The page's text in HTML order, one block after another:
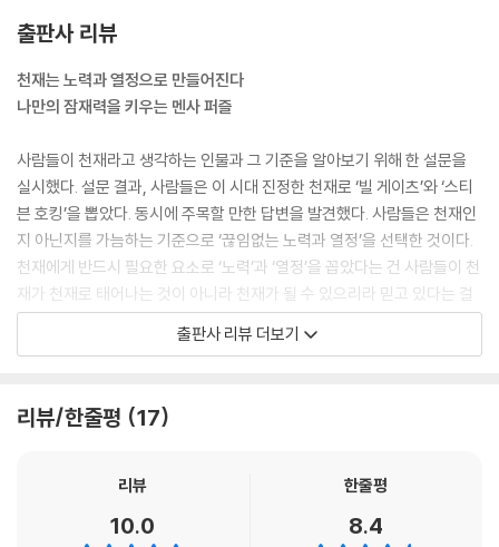
출판사 리뷰
천재는 노력과 열정으로 만들어진다
나만의 잠재력을 키우는 멘사 퍼즐
사람들이 천재라고 생각하는 인물과 그 기준을 알아보기 위해 한 설문을
실시했다. 설문 결과, 사람들은 이 시대 진정한 천재로 ‘빌 게이츠’와 ‘스티
븐 호킹’을 뽑았다. 동시에 주목할 만한 답변을 발견했다. 사람들은 천재인
지 아닌지를 가늠하는 기준으로 ‘끊임없는 노력과 열정’을 선택한 것이다.
천재에게 반드시 필요한 요소로 ‘노력’과 ‘열정’을 꼽았다는 건 사람들이 천
재가 천재로 태어나는 것이 아니라 천재가 될 수 있으리라 믿고 있다는 걸
보여준다. 실제로 천재와 재능을 다룬 연구에서도 천재가 되는 조건, 재능
을 발휘하는 조건에 ‘노력과 열정’이 큰 비중으로 나타난 결과를 볼 수 있
은 지적 유희로 퍼즐을 풀며 영재성을 확인한다. 이들이 퍼즐에 빠진 이유
때문이다. 잘 짜여 있는 문제를 풀다 보면 논리력이 키워지고 다방면으로
길러온 것이다. 이러한 멘사가 만든 테스트와 퍼즐이기에 여러분은 이 책
출판사 리뷰 더보기
리뷰/한줄평 17
리뷰
10.0
한줄평
8.4